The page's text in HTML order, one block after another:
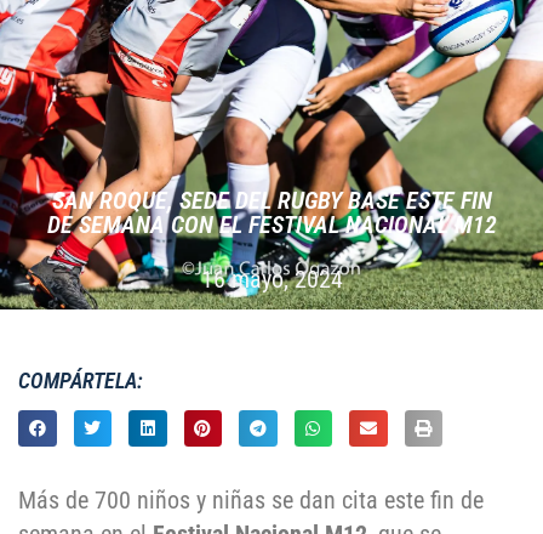
SAN ROQUE, SEDE DEL RUGBY BASE ESTE FIN
DE SEMANA CON EL FESTIVAL NACIONAL M12
16 mayo, 2024
COMPÁRTELA:
Más de 700 niños y niñas se dan cita este fin de